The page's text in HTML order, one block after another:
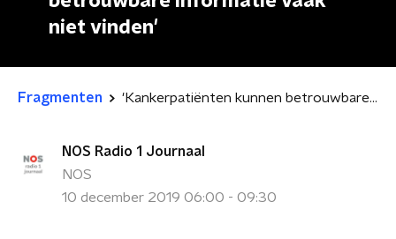
niet vinden'
Fragmenten 'Kankerpatiënten kunnen betrouwbare informatie vaak niet vinden'
NOS Radio 1 Journaal
NOS
10 december 2019 06:00 - 09:30